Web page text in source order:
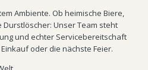
Ambiente. Ob heimische Biere,
Unser Team steht
und echter Servicebereitschaft
oder die nächste Feier.